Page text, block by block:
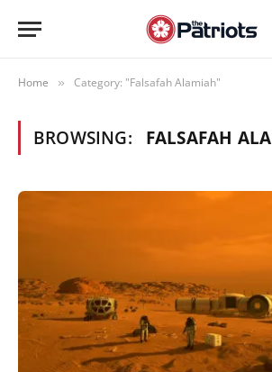
Home » Category: "Falsafah Alamiah"
BROWSING: FALSAFAH